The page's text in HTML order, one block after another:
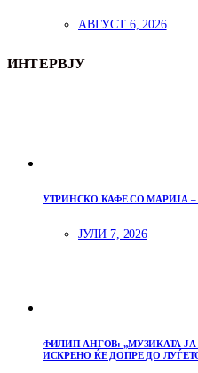
АВГУСТ 6, 2026
ИНТЕРВЈУ
УТРИНСКО КАФЕ СО МАРИЈА
ЈУЛИ 7, 2026
ФИЛИП АНГОВ: „МУЗИКАТА
ИСКРЕНО ЌЕ ДОПРЕ ДО